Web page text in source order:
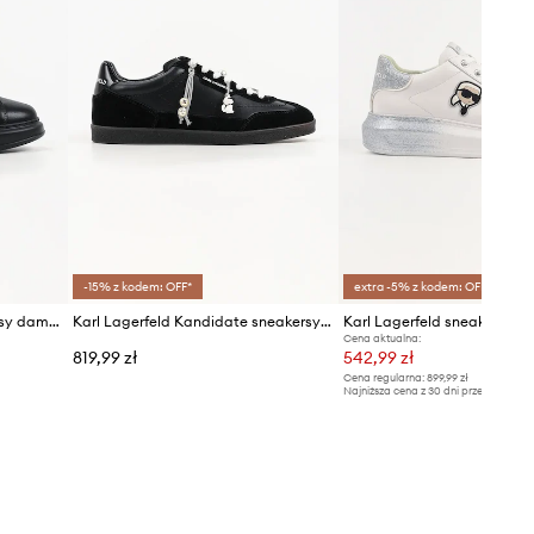
Karl Lagerfeld Kapri sneakersy damskie skórzane
-15% z kodem: OFF*
Karl Lagerfeld Kandidate sneakersy damskie skórzane
819,99 zł
extra -5% z kodem: OFF*
Cena aktualna:
542,99 zł
Cena regularna: 899,99 zł
Najniższa cena z 30 dni przed obniżką: